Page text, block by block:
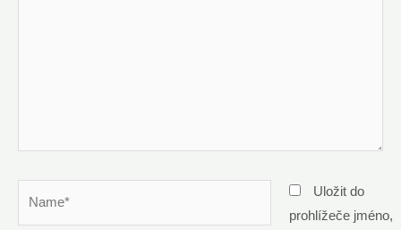
Uložit do
prohlížeče jméno,